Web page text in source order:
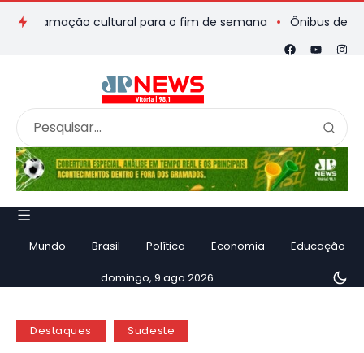
cultural para o fim de semana Ônibus de romeiros
Mundo Brasil Política Economia Educação
domingo, 9 ago 2026
Destaques Sudeste